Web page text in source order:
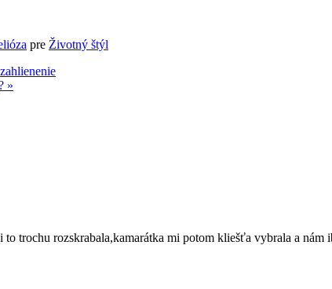
pre Životný štýl
»
trochu rozskrabala,kamarátka mi potom kliešťa vybrala a